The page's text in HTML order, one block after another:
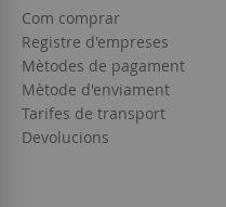
Com comprar
Registre d'empreses
Mètodes de pagament
Mètode d'enviament
Tarifes de transport
Devolucions